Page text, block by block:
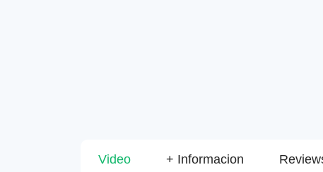
Video + Informacion